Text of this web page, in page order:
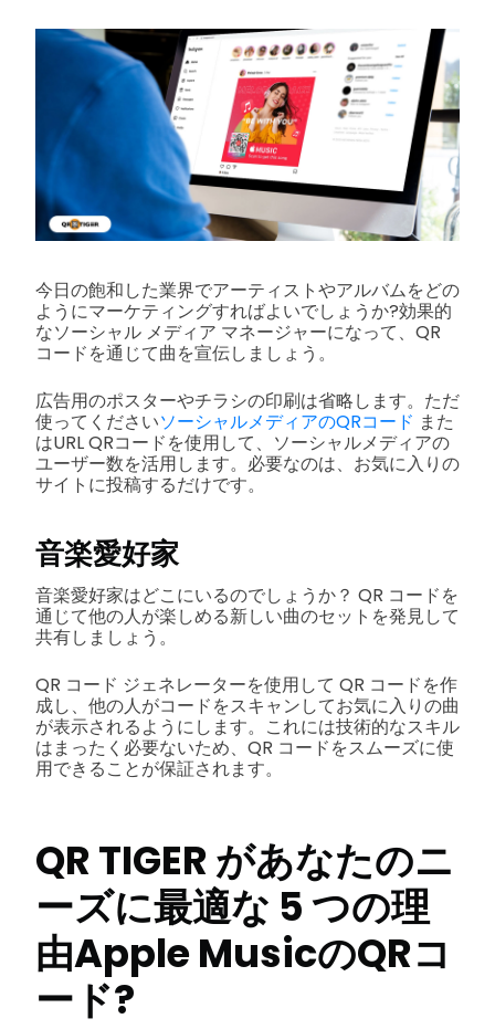
今日の飽和した業界でアーティストやアルバムをどの
ようにマーケティングすればよいでしょうか?効果的
なソーシャル メディア マネージャーになって、QR
コードを通じて曲を宣伝しましょう。
広告用のポスターやチラシの印刷は省略します。ただ
使ってくださいソーシャルメディアのQRコード また
はURL QRコードを使用して、ソーシャルメディアの
ユーザー数を活用します。必要なのは、お気に入りの
サイトに投稿するだけです。
音楽愛好家
音楽愛好家はどこにいるのでしょうか？ QR コードを
通じて他の人が楽しめる新しい曲のセットを発見して
共有しましょう。
QR コード ジェネレーターを使用して QR コードを作
成し、他の人がコードをスキャンしてお気に入りの曲
が表示されるようにします。これには技術的なスキル
はまったく必要ないため、QR コードをスムーズに使
用できることが保証されます。
QR TIGER があなたのニ
ーズに最適な 5 つの理
由Apple MusicのQRコ
ード?